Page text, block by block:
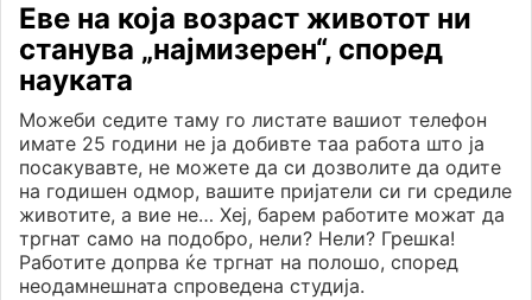
Еве на која возраст животот ни
станува „најмизерен“, според
науката
Можеби седите таму го листате вашиот телефон
имате 25 години не ја добивте таа работа што ја
посакувавте, не можете да си дозволите да одите
на годишен одмор, вашите пријатели си ги средиле
животите, а вие не… Хеј, барем работите можат да
тргнат само на подобро, нели? Нели? Грешка!
Работите допрва ќе тргнат на полошо, според
неодамнешната спроведена студија.